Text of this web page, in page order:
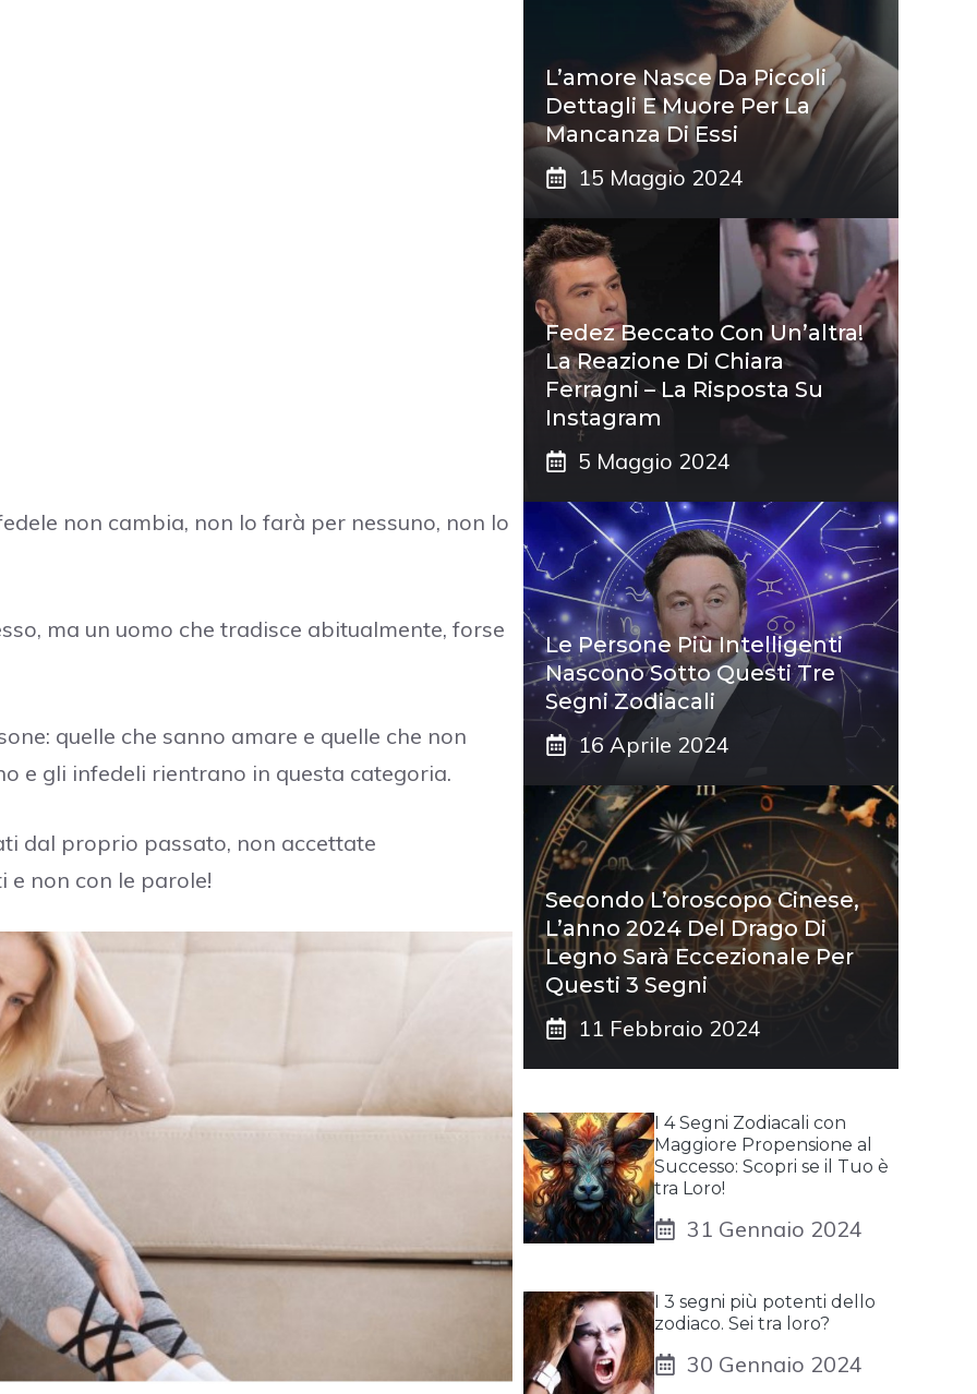
non cambia, non lo farà per nessuno, non lo
ma un uomo che tradisce abitualmente, forse
quelle che sanno amare e quelle che non
e gli infedeli rientrano in questa categoria.
dal proprio passato, non accettate
e non con le parole!
L’amore Nasce Da Piccoli
Dettagli E Muore Per La
Mancanza Di Essi
15 Maggio 2024
Fedez Beccato Con Un’altra!
La Reazione Di Chiara
Ferragni – La Risposta Su
Instagram
5 Maggio 2024
Le Persone Più Intelligenti
Nascono Sotto Questi Tre
Segni Zodiacali
16 Aprile 2024
Secondo L’oroscopo Cinese,
L’anno 2024 Del Drago Di
Legno Sarà Eccezionale Per
Questi 3 Segni
11 Febbraio 2024
I 4 Segni Zodiacali con
Maggiore Propensione al
Successo: Scopri se il Tuo è
tra Loro!
31 Gennaio 2024
I 3 segni più potenti dello
zodiaco. Sei tra loro?
30 Gennaio 2024